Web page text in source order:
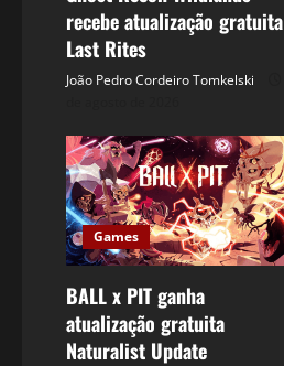
recebe atualização gratuita
Last Rites
João Pedro Cordeiro Tomkelski
Games
BALL x PIT ganha
atualização gratuita
Naturalist Update